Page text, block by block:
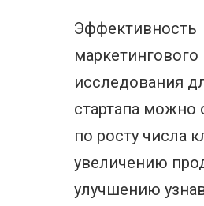
Эффективность
маркетингового
исследования
стартапа можно
по росту числа
увеличению
улучшению